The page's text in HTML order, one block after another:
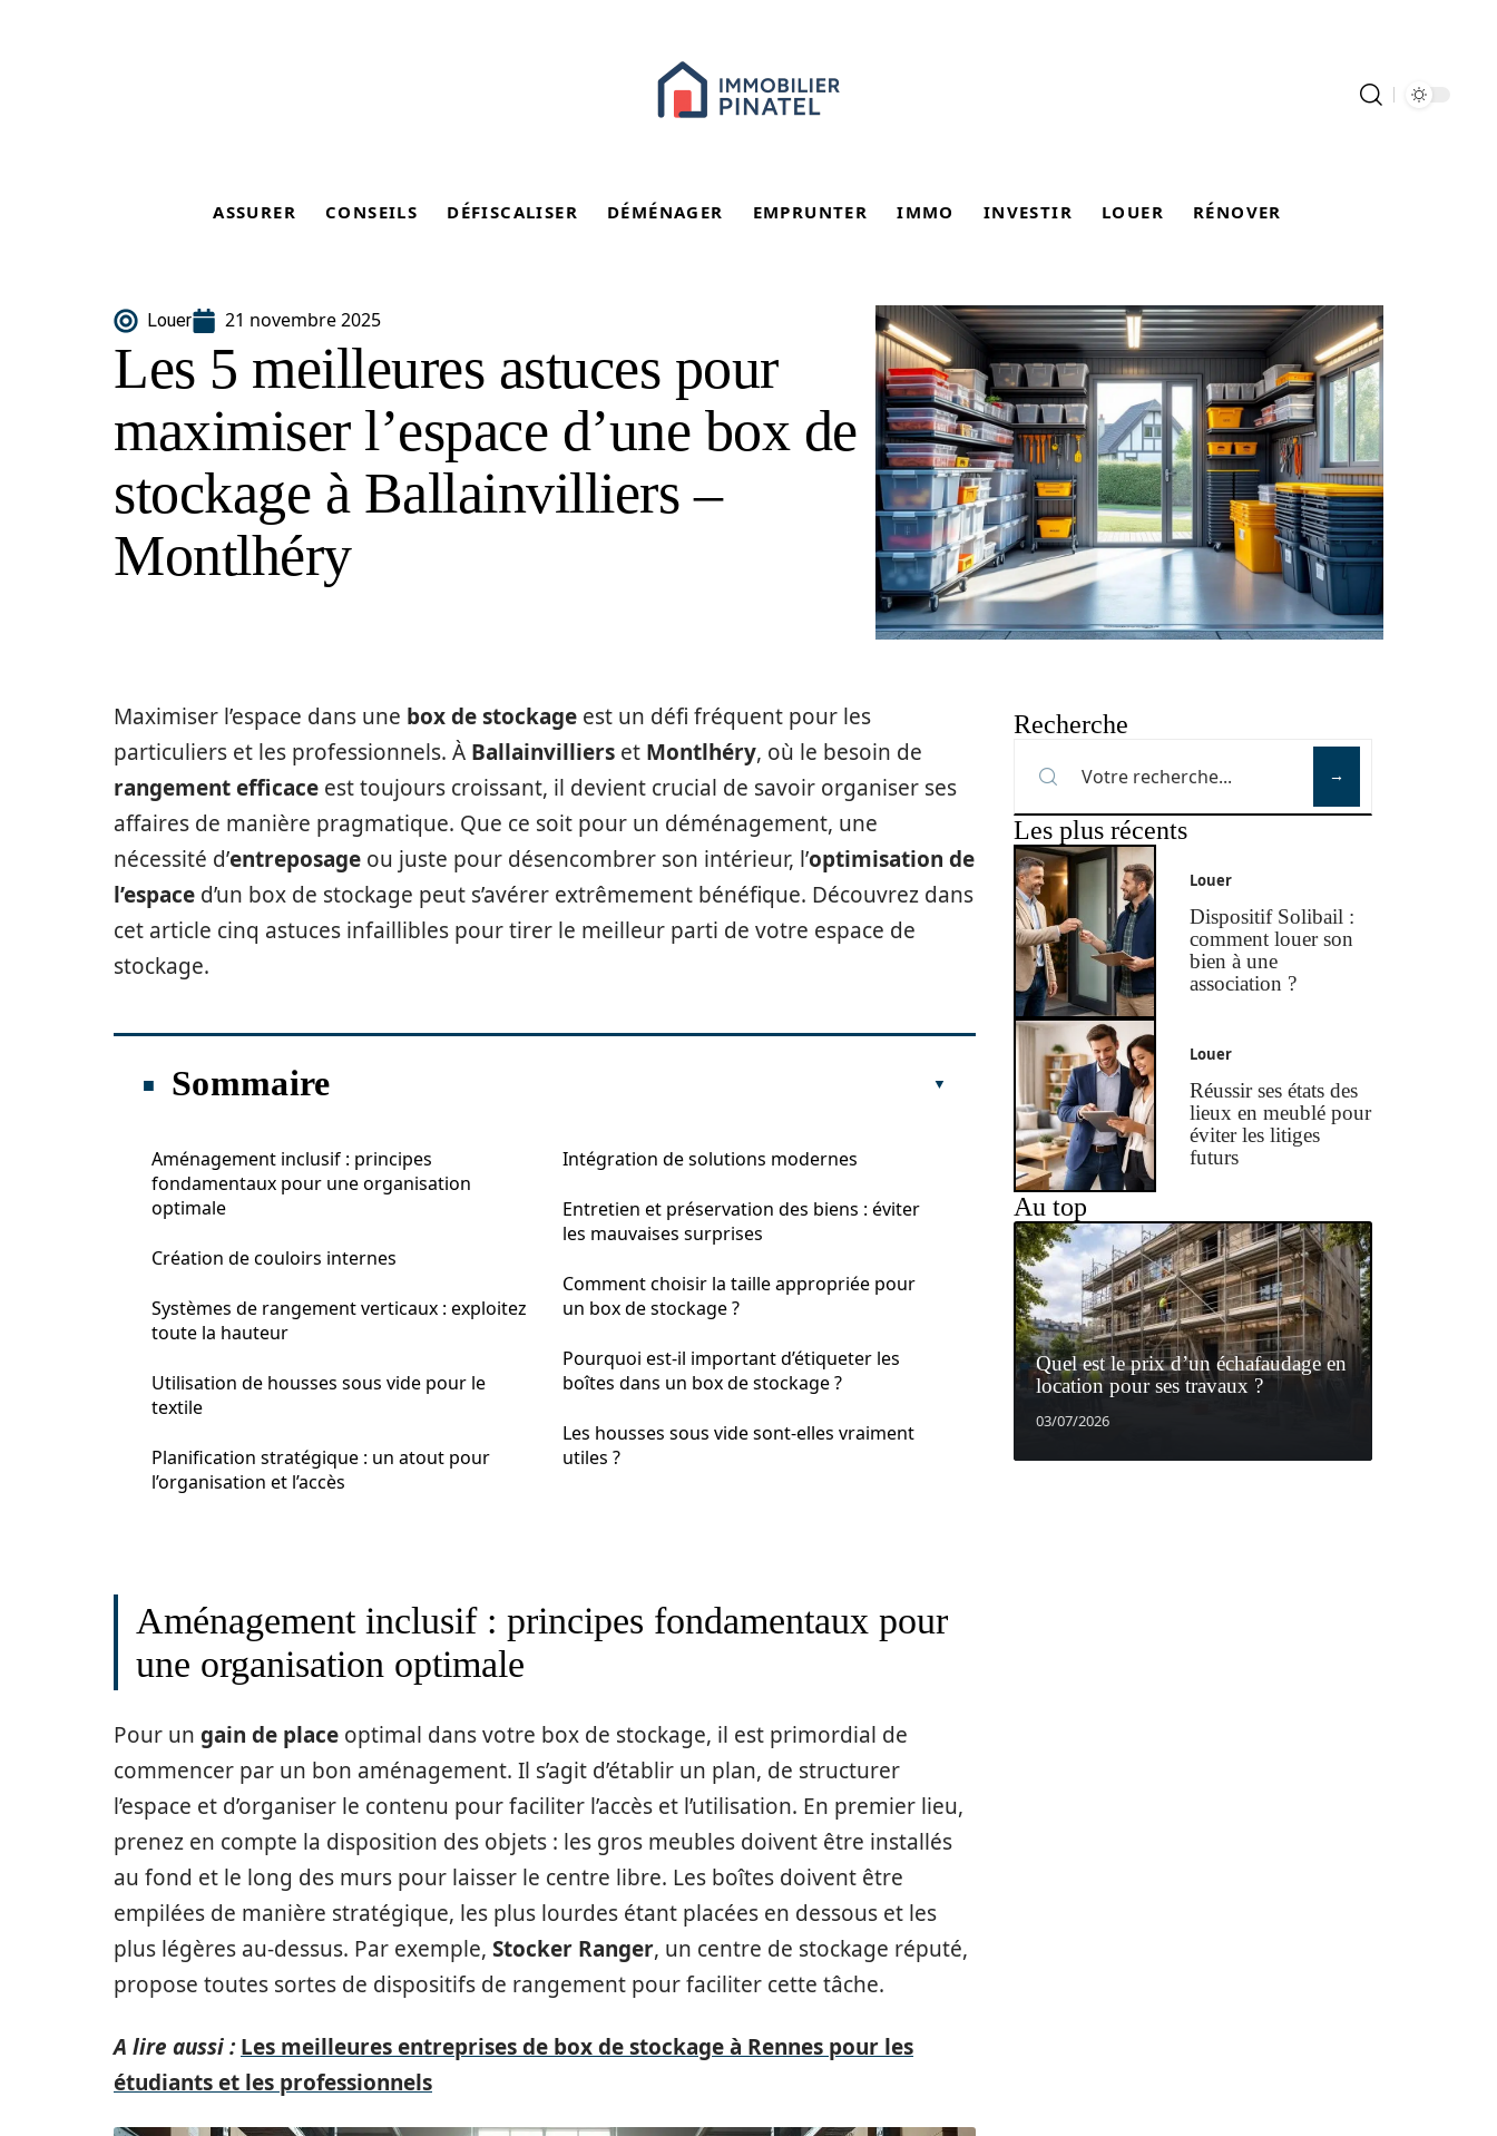
ASSURER CONSEILS DÉFISCALISER DÉMÉNAGER EMPRUNTER IMMO INVESTIR LOUER RÉNOVER
Louer 21 novembre 2025
Les 5 meilleures astuces pour
maximiser l’espace d’une box de
stockage à Ballainvilliers –
Montlhéry
Maximiser l’espace dans une box de stockage est un défi fréquent pour les
particuliers et les professionnels. À Ballainvilliers et Montlhéry, où le besoin de
rangement efficace est toujours croissant, il devient crucial de savoir organiser ses
affaires de manière pragmatique. Que ce soit pour un déménagement, une
nécessité d’entreposage ou juste pour désencombrer son intérieur, l’optimisation de
l’espace d’un box de stockage peut s’avérer extrêmement bénéfique. Découvrez dans
cet article cinq astuces infaillibles pour tirer le meilleur parti de votre espace de
stockage.
Sommaire
Aménagement inclusif : principes
fondamentaux pour une organisation
optimale
Création de couloirs internes
Systèmes de rangement verticaux : exploitez
toute la hauteur
Utilisation de housses sous vide pour le
textile
Planification stratégique : un atout pour
l’organisation et l’accès
Intégration de solutions modernes
Entretien et préservation des biens : éviter
les mauvaises surprises
Comment choisir la taille appropriée pour
un box de stockage ?
Pourquoi est-il important d’étiqueter les
boîtes dans un box de stockage ?
Les housses sous vide sont-elles vraiment
utiles ?
Aménagement inclusif : principes fondamentaux pour
une organisation optimale
Pour un gain de place optimal dans votre box de stockage, il est primordial de
commencer par un bon aménagement. Il s’agit d’établir un plan, de structurer
l’espace et d’organiser le contenu pour faciliter l’accès et l’utilisation. En premier lieu,
prenez en compte la disposition des objets : les gros meubles doivent être installés
au fond et le long des murs pour laisser le centre libre. Les boîtes doivent être
empilées de manière stratégique, les plus lourdes étant placées en dessous et les
plus légères au-dessus. Par exemple, Stocker Ranger, un centre de stockage réputé,
propose toutes sortes de dispositifs de rangement pour faciliter cette tâche.
A lire aussi : Les meilleures entreprises de box de stockage à Rennes pour les
étudiants et les professionnels
Recherche
Les plus récents
Louer
Dispositif Solibail :
comment louer son
bien à une
association ?
Louer
Réussir ses états des
lieux en meublé pour
éviter les litiges
futurs
Au top
Quel est le prix d’un échafaudage en
location pour ses travaux ?
03/07/2026